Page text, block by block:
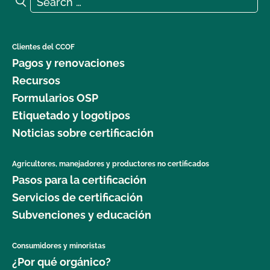
Clientes del CCOF
Pagos y renovaciones
Recursos
Formularios OSP
Etiquetado y logotipos
Noticias sobre certificación
Agricultores, manejadores y productores no certificados
Pasos para la certificación
Servicios de certificación
Subvenciones y educación
Consumidores y minoristas
¿Por qué orgánico?